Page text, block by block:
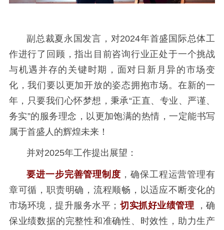
副总裁夏永国发言，对2024年首盛国际总体工
作进行了回顾，指出目前咨询行业正处于一个挑战
与机遇并存的关键时期，面对日新月异的市场变
化，我们要以更加开放的姿态拥抱市场。在新的一
年，只要我们心怀梦想，秉承“正直、专业、严谨、
务实”的服务理念，以更加饱满的热情，一定能书写
属于首盛人的辉煌未来！
并对2025年工作提出展望：
要进一步完善管理制度 ，确保工程运营管理有
章可循，职责明确，流程顺畅，以适应不断变化的
市场环境，提升服务水平； 切实抓好业绩管理 ，确
保业绩数据的完整性和准确性、时效性，助力生产